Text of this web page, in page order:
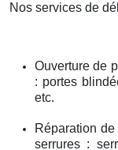
Nos services de
Ouverture de
: portes
etc.
Réparation
serrures :